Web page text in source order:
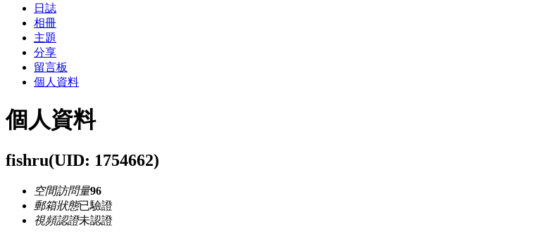
日誌
相冊
主題
分享
留言板
個人資料
個人資料
fishru(UID: 1754662)
空間訪問量96
郵箱狀態已驗證
視頻認證未認證